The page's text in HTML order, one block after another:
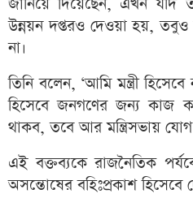
জানিয়ে দিয়েছেন, এখন যদি
উন্নয়ন দপ্তরও দেওয়া হয়, তবুও
না।
তিনি বলেন, ‘আমি মন্ত্রী
হিসেবে জনগণের জন্য কাজ
থাকব, তবে আর মন্ত্রিসভায় যোগ
এই বক্তব্যকে রাজনৈতিক
অসন্তোষের বহিঃপ্রকাশ হিসেবে